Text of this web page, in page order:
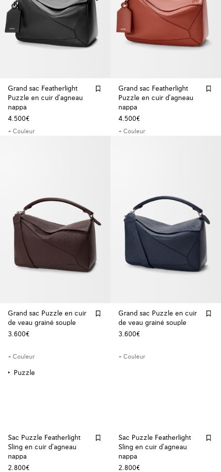
Grand sac Featherlight
Puzzle en cuir d'agneau
nappa
4.500€
+ Couleur
Grand sac Featherlight
Puzzle en cuir d'agneau
nappa
4.500€
+ Couleur
Grand sac Puzzle en cuir
de veau grainé souple
3.600€
+ Couleur
Grand sac Puzzle en cuir
de veau grainé souple
3.600€
+ Couleur
Puzzle
Sac Puzzle Featherlight
Sling en cuir d'agneau
nappa
2.800€
Sac Puzzle Featherlight
Sling en cuir d'agneau
nappa
2.800€